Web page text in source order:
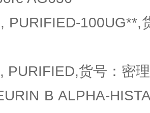
PURIFIED-100UG**,
PURIFIED,货号：密
B ALPHA-